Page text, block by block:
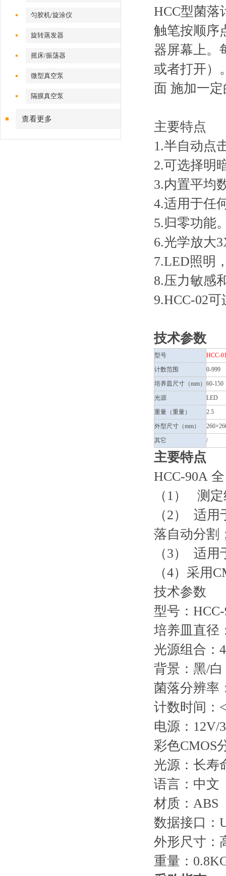
匀胶机/旋涂仪
旋转蒸发器
摇床/振荡器
微型真空泵
隔膜真空泵
查看更多
HCC型菌落
触笔按顺序
器屏幕上。
或者打开）
面 施加一
主要特点
1.半自动
2.可选择明
3.内置平均
4.适用于任
5.归零功能
6.光学放大
7.LED照明
8.压力敏感
9.HCC-02
技术参数
型号
HCC-
计数范围
0-999
培养皿尺寸（mm） 60-150
光源
LED
重量（重量）
2.5
外型尺寸（mm）
其它
/
主要特点
HCC-90A
（1） 测
（2） 适
落自动分割
（3） 适
（4）采用
技术参数
型号：
培养皿直径
光源组合：
背景：黑/白
菌落分辨率
计数时间：
电源：12V/
彩色CMOS
光源：长寿
语言：中文
材质：ABS
数据接口：
外形尺寸：
重量：